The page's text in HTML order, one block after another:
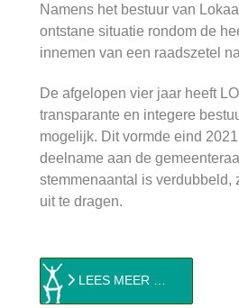
Namens het bestuur van
ontstane situatie rondom de
innemen van een raadszetel
De afgelopen vier jaar heeft
transparante en integere
mogelijk. Dit vormde eind
deelname aan de
stemmenaantal is
uit te dragen.
LEES MEER …